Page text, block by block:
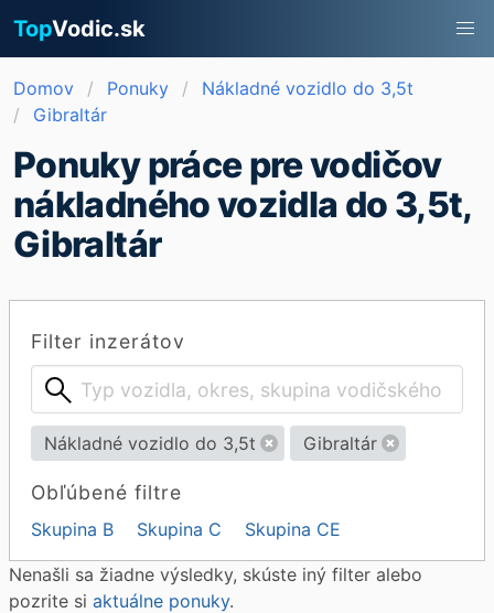
TopVodic.sk
Domov Ponuky
Nákladné vozidlo do 3,5t
Gibraltár
Ponuky práce pre vodičov
nákladného vozidla do 3,5t,
Gibraltár
Filter inzerátov
Nákladné vozidlo do 3,5t Gibraltár
Obľúbené filtre
Skupina B Skupina C Skupina CE
Nenašli sa žiadne výsledky, skúste iný filter alebo
pozrite si aktuálne ponuky.